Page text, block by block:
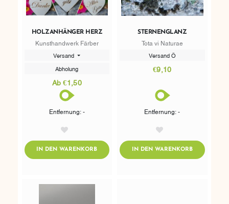
HOLZANHÄNGER HERZ
Kunsthandwerk Färber
Versand
Abholung
Ab €1,50
Entfernung: -
IN DEN WARENKORBADDTOCART
STERNENGLANZ
Tota vi Naturae
Versand Ö
€9,10
Entfernung: -
IN DEN WARENKORBADDTOCART